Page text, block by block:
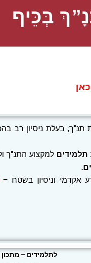
תנ"ך; בעלת ניסיון רב
תלמידים למקצוע התנ"ך
אקדמי וניסיון בשטח –
לתלמידים –